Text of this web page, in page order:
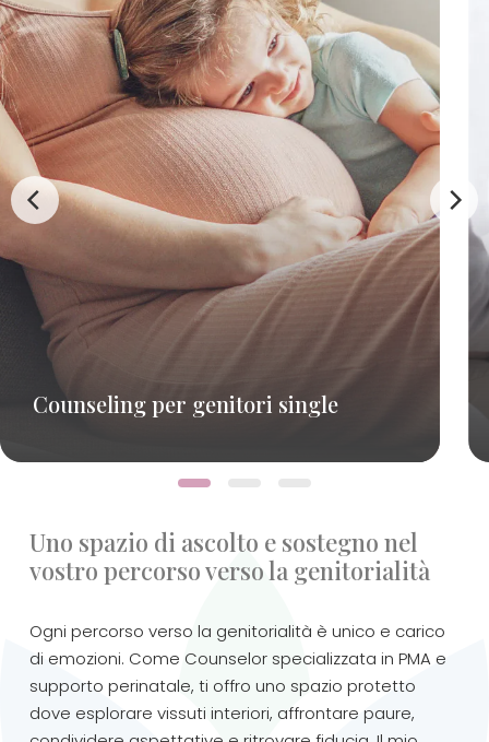
Counseling per genitori single
dedicato alle donne single nel
cammino verso la maternità.
Uno spazio di ascolto e sostegno nel
vostro percorso verso la genitorialità
Ogni percorso verso la genitorialità è unico e carico
di emozioni. Come Counselor specializzata in PMA e
supporto perinatale, ti offro uno spazio protetto
dove esplorare vissuti interiori, affrontare paure,